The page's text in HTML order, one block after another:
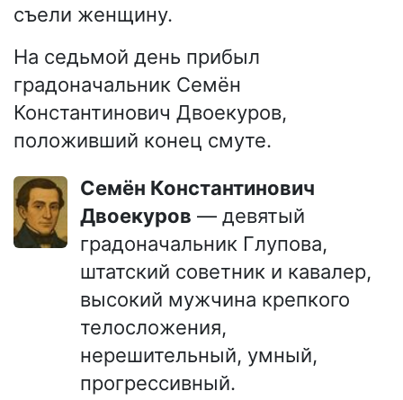
съели женщину.
На седьмой день прибыл
градоначальник Семён
Константинович Двоекуров,
положивший конец смуте.
Семён Константинович
Двоекуров — девятый
градоначальник Глупова,
штатский советник и кавалер,
высокий мужчина крепкого
телосложения,
нерешительный, умный,
прогрессивный.